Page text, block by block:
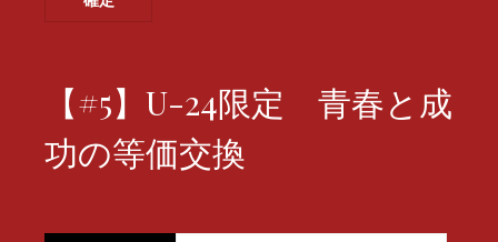
【#5】U-24限定 青春と成
功の等価交換